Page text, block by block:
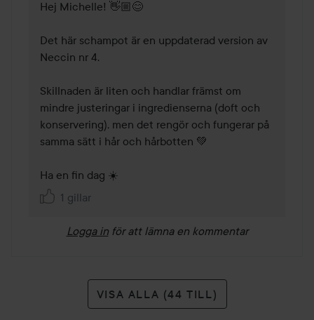
Hej Michelle! 👋🏼😊
Det här schampot är en uppdaterad version av
Neccin nr 4.
Skillnaden är liten och handlar främst om
mindre justeringar i ingredienserna (doft och
konservering), men det rengör och fungerar på
samma sätt i hår och hårbotten 💚
Ha en fin dag ☀️
1 gillar
Logga in för att lämna en kommentar
VISA ALLA (44 TILL)